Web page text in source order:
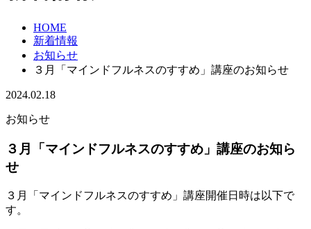
HOME
新着情報
お知らせ
３月「マインドフルネスのすすめ」講座のお知らせ
2024.02.18
お知らせ
３月「マインドフルネスのすすめ」講座のお知ら
せ
３月「マインドフルネスのすすめ」講座開催日時は以下で
す。